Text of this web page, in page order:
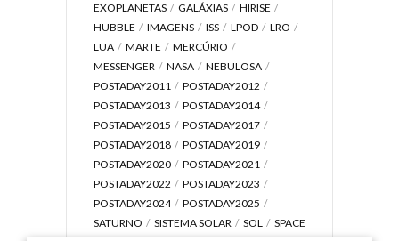
EXOPLANETAS
GALÁXIAS
HIRISE
HUBBLE
IMAGENS ISS LPOD
LRO
LUA
MARTE
MERCÚRIO
MESSENGER
NASA
NEBULOSA
POSTADAY2011
POSTADAY2012
POSTADAY2013
POSTADAY2014
POSTADAY2015
POSTADAY2017
POSTADAY2018
POSTADAY2019
POSTADAY2020
POSTADAY2021
POSTADAY2022
POSTADAY2023
POSTADAY2024
POSTADAY2025
SATURNO
SISTEMA SOLAR SOL
SPACE